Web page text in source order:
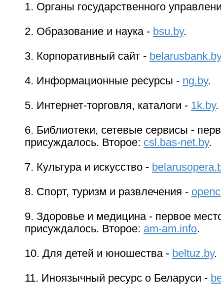
1. Органы государственного
2. Образование и наука - bsu.by.
3. Корпоративный сайт - belarusbank.by
4. Информационные ресурсы - ng.by.
5. Интернет-торговля, каталоги - 1k.by.
6. Библиотеки, сетевые сервисы -
присуждалось. Второе: csl.bas-net.by.
7. Культура и искусство -
8. Спорт, туризм и развлечения -
9. Здоровье и медицина - первое
присуждалось. Второе: am-am.info.
10. Для детей и юношества - beltuz.by.
11. Иноязычный ресурс о Беларуси -